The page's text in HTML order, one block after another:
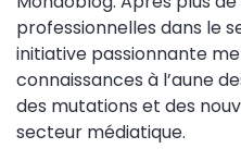
professionnelles dans le
initiative passionnante
connaissances à l’aune
des mutations et des
secteur médiatique.